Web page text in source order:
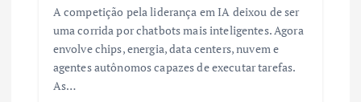
A competição pela liderança em IA deixou de ser
uma corrida por chatbots mais inteligentes. Agora
envolve chips, energia, data centers, nuvem e
agentes autônomos capazes de executar tarefas.
As…